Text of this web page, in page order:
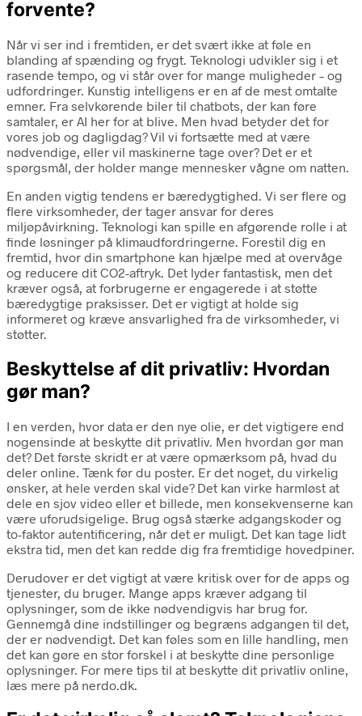
forvente?
Når vi ser ind i fremtiden, er det svært ikke at føle en
blanding af spænding og frygt. Teknologi udvikler sig i et
rasende tempo, og vi står over for mange muligheder – og
udfordringer. Kunstig intelligens er en af de mest omtalte
emner. Fra selvkørende biler til chatbots, der kan føre
samtaler, er AI her for at blive. Men hvad betyder det for
vores job og dagligdag? Vil vi fortsætte med at være
nødvendige, eller vil maskinerne tage over? Det er et
spørgsmål, der holder mange mennesker vågne om natten.
En anden vigtig tendens er bæredygtighed. Vi ser flere og
flere virksomheder, der tager ansvar for deres
miljøpåvirkning. Teknologi kan spille en afgørende rolle i at
finde løsninger på klimaudfordringerne. Forestil dig en
fremtid, hvor din smartphone kan hjælpe med at overvåge
og reducere dit CO2-aftryk. Det lyder fantastisk, men det
kræver også, at forbrugerne er engagerede i at støtte
bæredygtige praksisser. Det er vigtigt at holde sig
informeret og kræve ansvarlighed fra de virksomheder, vi
støtter.
Beskyttelse af dit privatliv: Hvordan
gør man?
I en verden, hvor data er den nye olie, er det vigtigere end
nogensinde at beskytte dit privatliv. Men hvordan gør man
det? Det første skridt er at være opmærksom på, hvad du
deler online. Tænk før du poster. Er det noget, du virkelig
ønsker, at hele verden skal vide? Det kan virke harmløst at
dele en sjov video eller et billede, men konsekvenserne kan
være uforudsigelige. Brug også stærke adgangskoder og
to-faktor autentificering, når det er muligt. Det kan tage lidt
ekstra tid, men det kan redde dig fra fremtidige hovedpiner.
Derudover er det vigtigt at være kritisk over for de apps og
tjenester, du bruger. Mange apps kræver adgang til
oplysninger, som de ikke nødvendigvis har brug for.
Gennemgå dine indstillinger og begræns adgangen til det,
der er nødvendigt. Det kan føles som en lille handling, men
det kan gøre en stor forskel i at beskytte dine personlige
oplysninger. For mere tips til at beskytte dit privatliv online,
læs mere på nerdo.dk.